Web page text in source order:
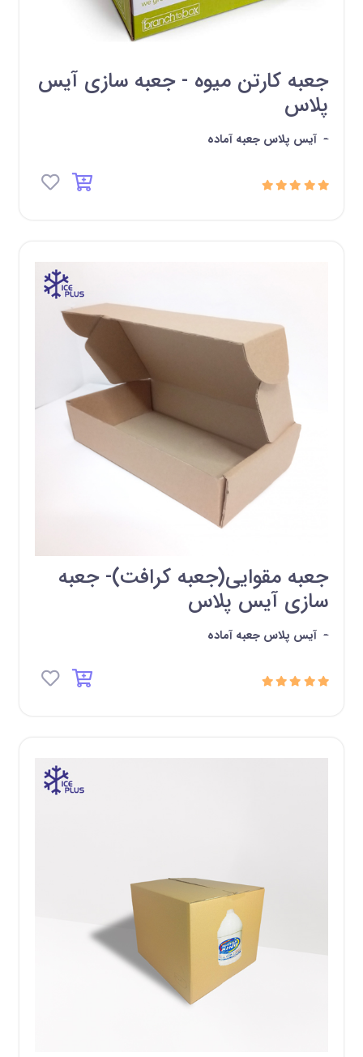
جعبه کارتن میوه - جعبه سازی آیس
پلاس
- آیس پلاس جعبه آماده
جعبه مقوایی(جعبه کرافت)- جعبه
سازی آیس پلاس
- آیس پلاس جعبه آماده